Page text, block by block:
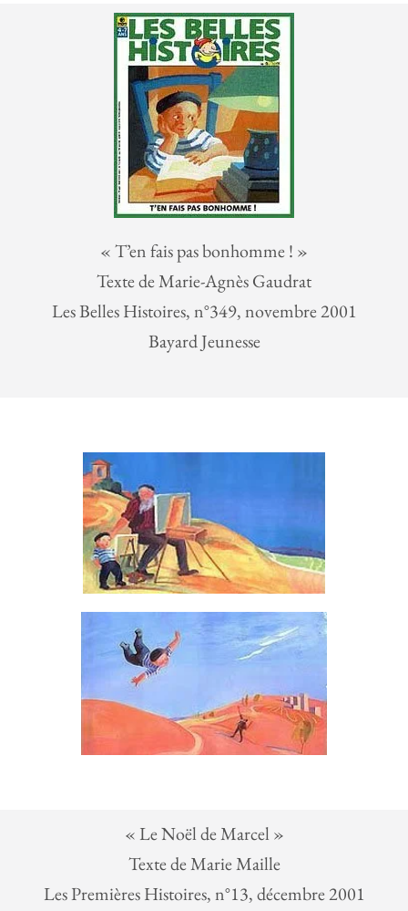
« T’en fais pas bonhomme ! »
Texte de Marie-Agnès Gaudrat
Les Belles Histoires, n°349, novembre 2001
Bayard Jeunesse
« Le Noël de Marcel »
Texte de Marie Maille
Les Premières Histoires, n°13, décembre 2001